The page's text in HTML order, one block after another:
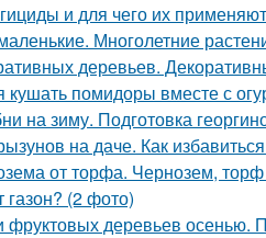
и для чего их применяют
Многолетние
деревьев.
кушать помидоры вместе с
на зиму. Подготовка
на даче. Как
от торфа. Чернозем,
газон? (2 фото)
фруктовых деревьев осенью.